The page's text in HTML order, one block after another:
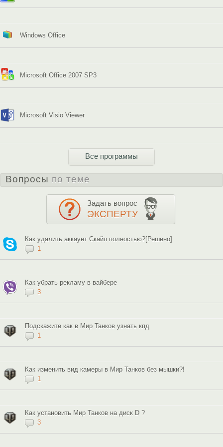
Windows Office
Microsoft Office 2007 SP3
Microsoft Visio Viewer
Все программы
Вопросы по теме
Задать вопрос
ЭКСПЕРТУ
Как удалить аккаунт Скайп полностью?[Решено]
1
Как убрать рекламу в вайбере
3
Подскажите как в Мир Танков узнать кпд
1
Как изменить вид камеры в Мир Танков без мышки?!
1
Как установить Мир Танков на диск D ?
3